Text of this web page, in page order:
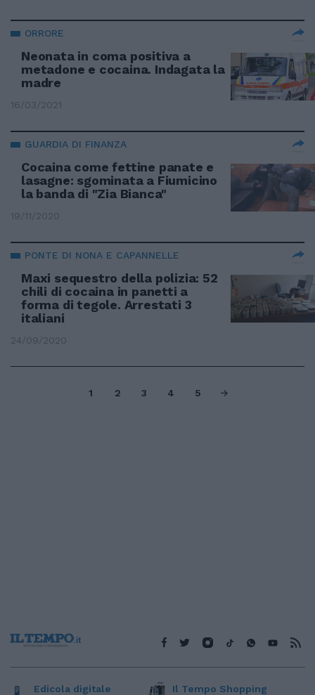
ORRORE
Neonata in coma positiva a
metadone e cocaina. Indagata la
madre
16/03/2021
GUARDIA DI FINANZA
Cocaina come fettine panate e
lasagne: sgominata a Fiumicino
la banda di "Zia Bianca"
19/11/2020
PONTE DI NONA E CAPANNELLE
Maxi sequestro della polizia: 52
chili di cocaina in panetti a
forma di tegole. Arrestati 3
italiani
24/09/2020
1 2 3 4 5
Edicola digitale Il Tempo Shopping